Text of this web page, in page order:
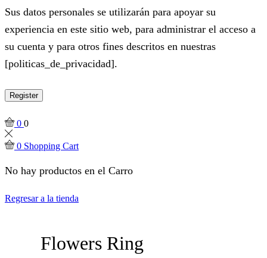
Sus datos personales se utilizarán para apoyar su
experiencia en este sitio web, para administrar el acceso a
su cuenta y para otros fines descritos en nuestras
[politicas_de_privacidad].
Register
0 0
0 Shopping Cart
No hay productos en el Carro
Regresar a la tienda
Flowers Ring